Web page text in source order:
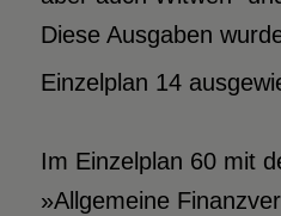
Diese Ausgaben
Einzelplan 14
Im Einzelplan 60 mit
»Allgemeine